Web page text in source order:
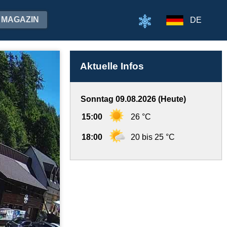
MAGAZIN DE
Aktuelle Infos
Sonntag 09.08.2026 (Heute)
15:00 26 °C
18:00 20 bis 25 °C